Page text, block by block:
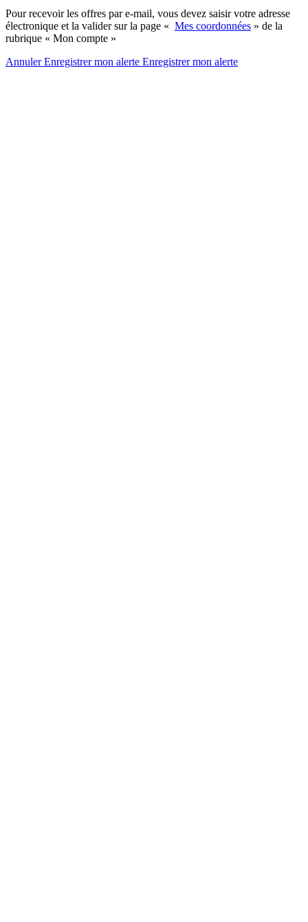
Pour recevoir les offres par e-mail, vous devez saisir votre adresse
électronique et la valider sur la page « Mes coordonnées » de la
rubrique « Mon compte »
AnnulerEnregistrer mon alerte Enregistrermon alerte